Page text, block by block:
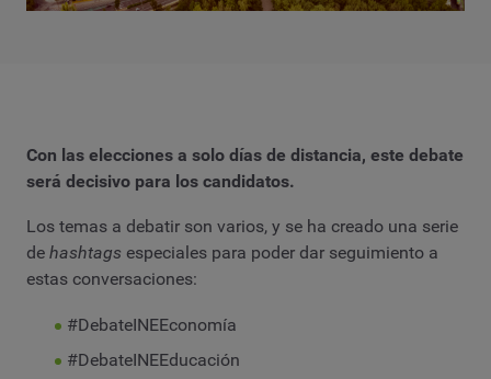
Con las elecciones a solo días de distancia, este debate
será decisivo para los candidatos.
Los temas a debatir son varios, y se ha creado una serie
de hashtags especiales para poder dar seguimiento a
estas conversaciones:
#DebateINEEconomía
#DebateINEEducación